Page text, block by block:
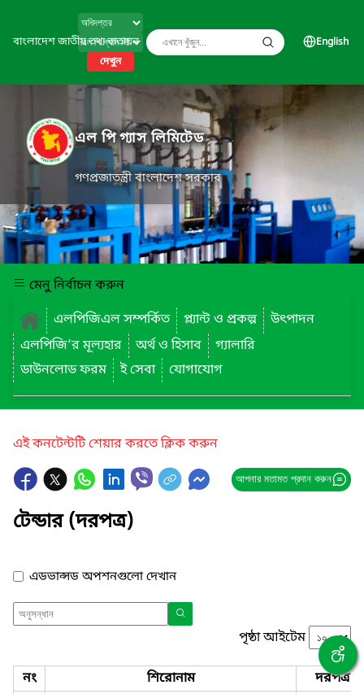
বাংলাদেশ জাতীয় তথ্য বাতায়ন
দেখুন
English
এল পি গ্যাস লিমিটেড
গণপ্রজাতন্ত্রী বাংলাদেশ সরকার
মেনু নির্বাচন করুন
এলপিজিএল সম্পর্কিত
প্ল্যান্ট ও প্রকল্প
উৎপাদন
এলপিজি’র মূল্যহার
অর্থ ও হিসাব
গ্যালারি
ডাউনলোড ফরম
ই সেবা যোগাযোগ
এই কনটেন্টটি শেয়ার করতে ক্লিক করুন
আপনার মতামত প্রদান করুন
টেন্ডার (দরপত্র)
এডভান্সড অপশনগুলো দেখান
পৃষ্ঠা আইটেম
নং শিরোনাম
দরপত্র